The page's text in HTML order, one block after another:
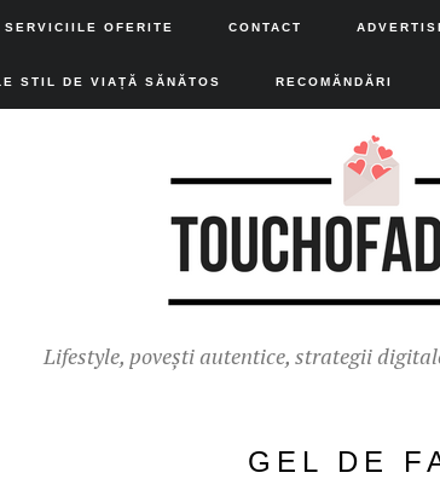
OFERITE CONTACT
STIL DE VIAȚĂ SĂNĂTOS RECOMĂNDĂRI
Lifestyle, povești autentice, strategii
GEL DE